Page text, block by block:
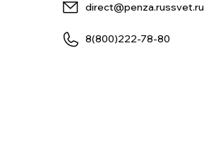
direct@penza.russvet.ru
8(800)222-78-80